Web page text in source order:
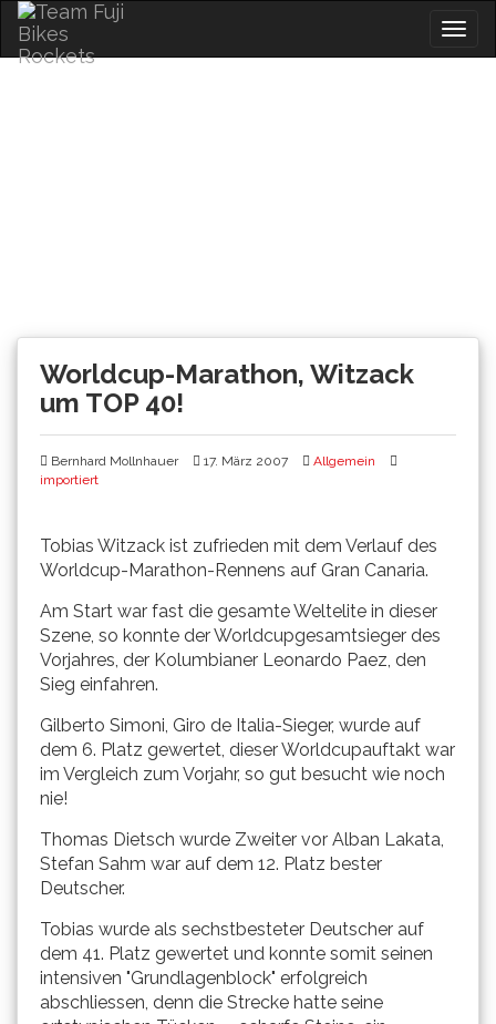
Skip
content
Worldcup-Marathon, Witzack
um TOP 40!
Bernhard Mollnhauer 17. März 2007
Allgemein
importiert
Tobias Witzack ist zufrieden mit dem Verlauf des
Worldcup-Marathon-Rennens auf Gran Canaria.
Am Start war fast die gesamte Weltelite in dieser
Szene, so konnte der Worldcupgesamtsieger des
Vorjahres, der Kolumbianer Leonardo Paez, den
Sieg einfahren.
Gilberto Simoni, Giro de Italia-Sieger, wurde auf
dem 6. Platz gewertet, dieser Worldcupauftakt war
im Vergleich zum Vorjahr, so gut besucht wie noch
nie!
Thomas Dietsch wurde Zweiter vor Alban Lakata,
Stefan Sahm war auf dem 12. Platz bester
Deutscher.
Tobias wurde als sechstbesteter Deutscher auf
dem 41. Platz gewertet und konnte somit seinen
intensiven "Grundlagenblock" erfolgreich
abschliessen, denn die Strecke hatte seine